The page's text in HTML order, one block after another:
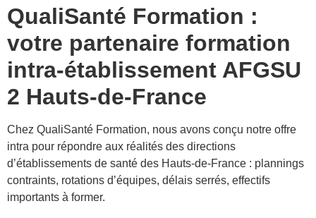
QualiSanté Formation :
votre partenaire formation
intra-établissement AFGSU
2 Hauts-de-France
Chez QualiSanté Formation, nous avons conçu notre offre
intra pour répondre aux réalités des directions
d’établissements de santé des Hauts-de-France : plannings
contraints, rotations d’équipes, délais serrés, effectifs
importants à former.